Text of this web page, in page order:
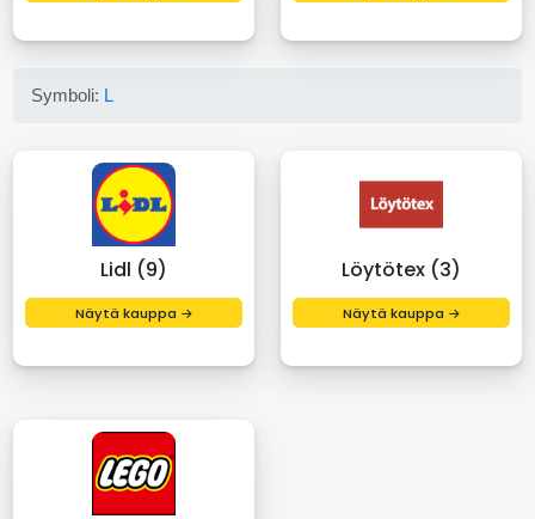
Symboli: L
Lidl (9)
Näytä kauppa →
Löytötex (3)
Näytä kauppa →